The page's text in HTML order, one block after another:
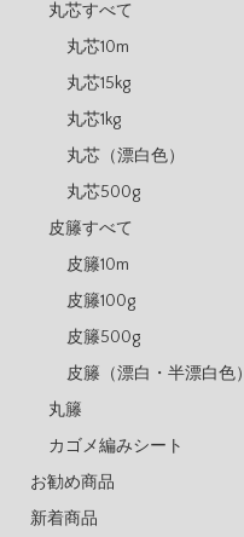
丸芯すべて
丸芯10m
丸芯15kg
丸芯1kg
丸芯（漂白色）
丸芯500g
皮籐すべて
皮籐10m
皮籐100g
皮籐500g
皮籐（漂白・半漂白色）
丸籐
カゴメ編みシート
お勧め商品
新着商品